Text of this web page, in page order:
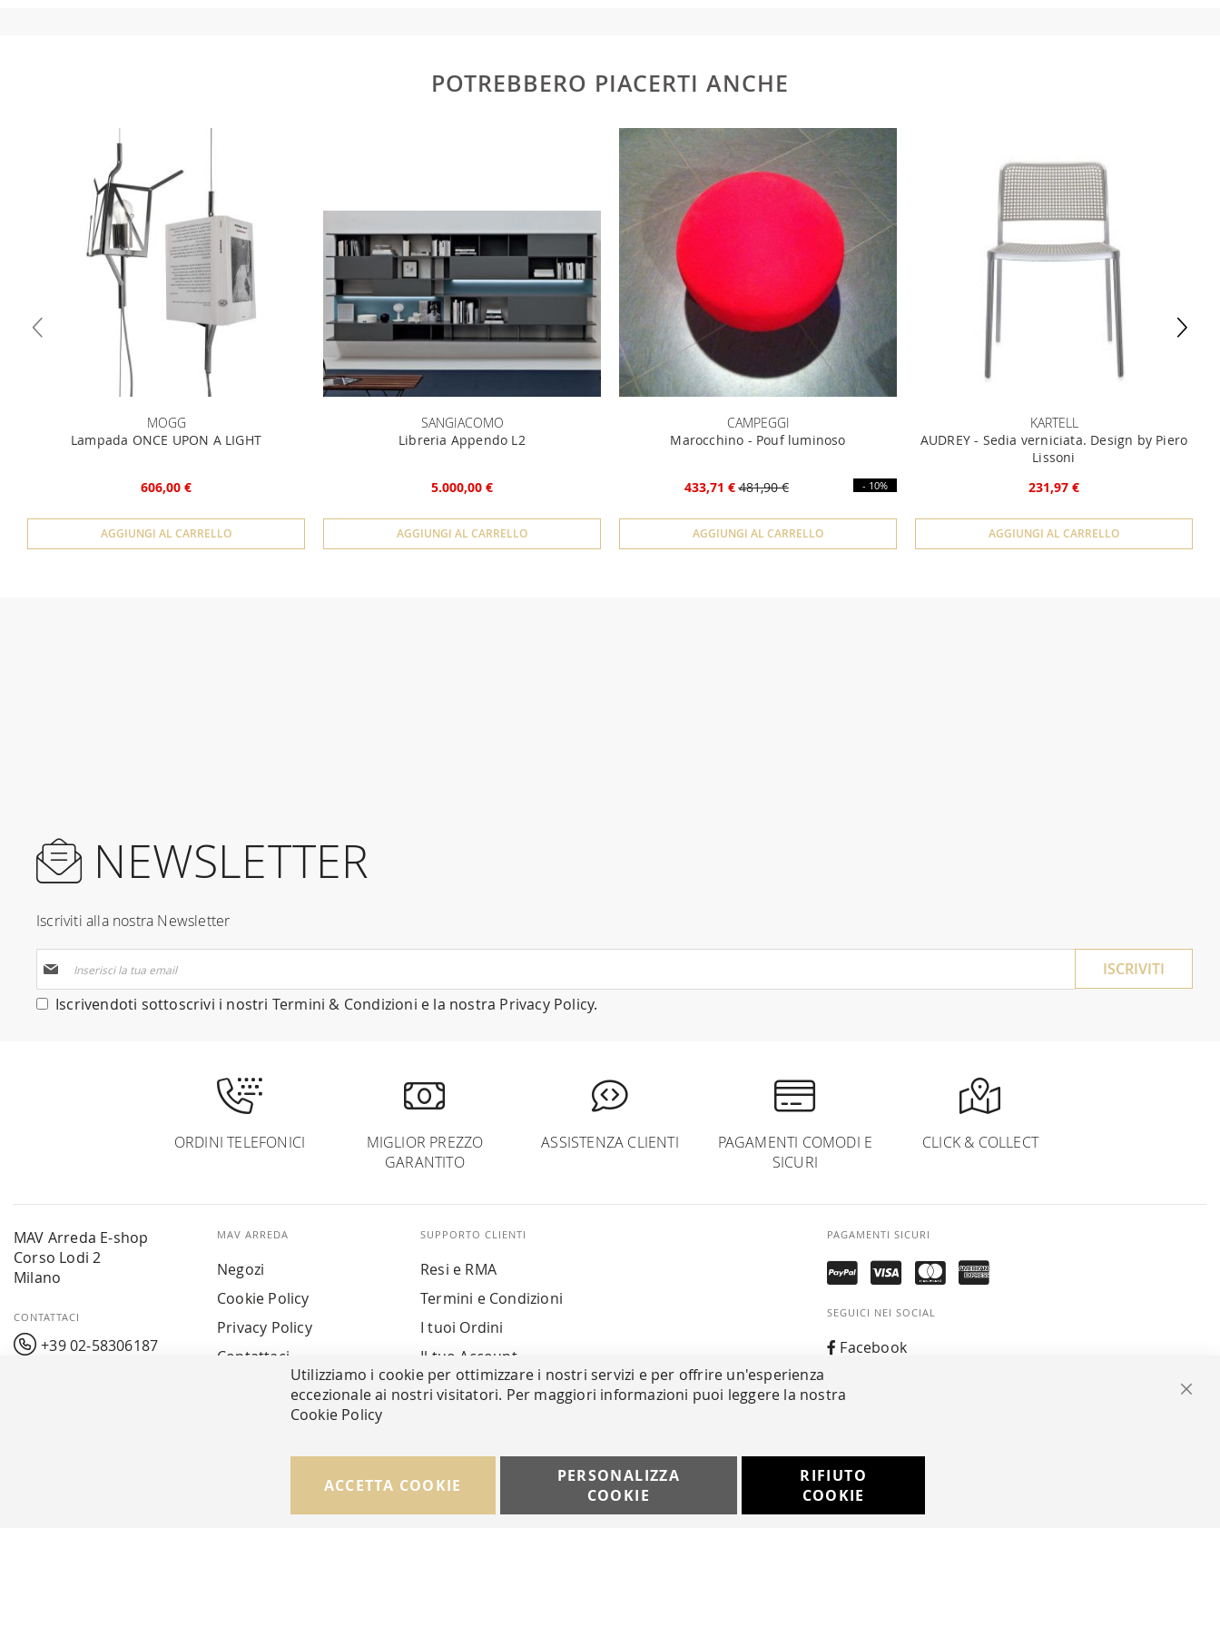
POTREBBERO PIACERTI ANCHE
MOGG
Lampada ONCE UPON A LIGHT
606,00 €
AGGIUNGI AL CARRELLO
SANGIACOMO
Libreria Appendo L2
5.000,00 €
AGGIUNGI AL CARRELLO
CAMPEGGI
Marocchino - Pouf luminoso
433,71 € 481,90 € - 10%
AGGIUNGI AL CARRELLO
KARTELL
AUDREY - Sedia verniciata. Design by Piero
Lissoni
231,97 €
AGGIUNGI AL CARRELLO
NEWSLETTER
Iscriviti alla nostra Newsletter
alla
nostra
Iscrivendoti sottoscrivi i nostri Termini & Condizioni e la nostra Privacy Policy.
ISCRIVITI
ORDINI TELEFONICI
MIGLIOR PREZZO
GARANTITO
ASSISTENZA CLIENTI
PAGAMENTI COMODI E
SICURI
CLICK & COLLECT
MAV Arreda E-shop
Corso Lodi 2
Milano
CONTATTACI
+39 02-58306187
MAV ARREDA
Negozi
Cookie Policy
Privacy Policy
Contattaci
SUPPORTO CLIENTI
Resi e RMA
Termini e Condizioni
I tuoi Ordini
Il tuo Account
PAGAMENTI SICURI
SEGUICI NEI SOCIAL
Facebook
Whatsapp
© Copyright MAV Arreda s.r.l. | P.IVA IT05919160969
Utilizziamo i cookie per ottimizzare i nostri servizi e per offrire un'esperienza
eccezionale ai nostri visitatori. Per maggiori informazioni puoi leggere la nostra
Cookie Policy
ACCETTA COOKIE
PERSONALIZZA
COOKIE
RIFIUTO
COOKIE